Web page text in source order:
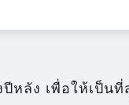
ปีหลัง เพื่อให้เป็น